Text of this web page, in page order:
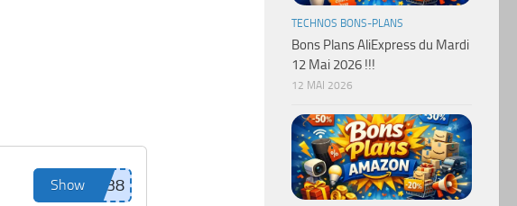
Show
TECHNOS BONS-PLANS
Bons Plans AliExpress du Mardi
12 Mai 2026 !!!
12 MAI 2026